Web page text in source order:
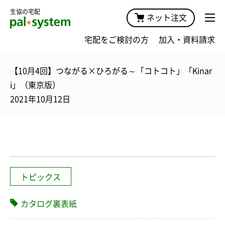
生協の宅配
ネット注文
宅配をご検討の方 加入・資料請求
【10月4回】つながる×ひろがる～「コトコト」「Kinar
i」（東京版）
2021年10月12日
トピックス
カタログ裏表紙